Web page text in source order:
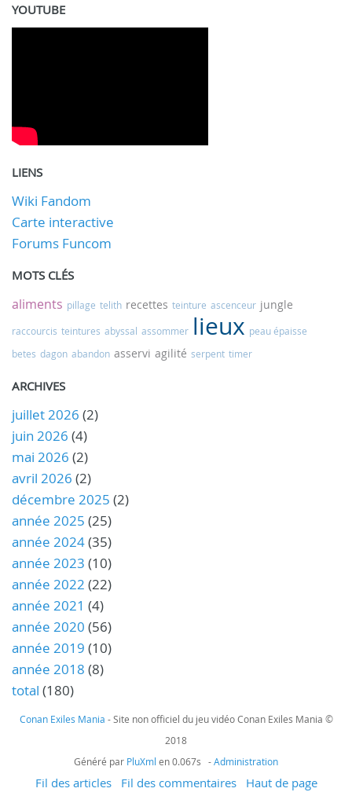
YOUTUBE
LIENS
Wiki Fandom
Carte interactive
Forums Funcom
MOTS CLÉS
aliments pillage telith recettes teinture ascenceur jungle
raccourcis teintures abyssal assommer lieux peau épaisse
betes dagon abandon asservi agilité serpent timer
ARCHIVES
juillet 2026 (2)
juin 2026 (4)
mai 2026 (2)
avril 2026 (2)
décembre 2025 (2)
année 2025 (25)
année 2024(35)
année 2023 (10)
année 2022 (22)
année 2021 (4)
année 2020 (56)
année 2019 (10)
année 2018 (8)
total (180)
Conan Exiles Mania - Site non officiel du jeu vidéo Conan Exiles Mania ©
2018
Généré par PluXml en 0.067s -Administration
Fil des articles Fil des commentaires Haut de page